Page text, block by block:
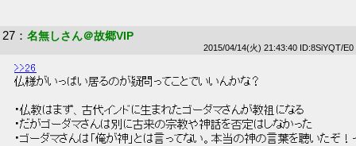
27 ： 名無しさん＠故郷VIP
2015/04/14(火) 21:43:40 ID:8SiYQT/E0
>>26
仏様がいっぱい居るのが疑問ってことでいいんかな？
・仏教はまず、古代インドに生まれたゴーダマさんが教祖になる
・だがゴーダマさんは別に古来の宗教や神話を否定はしなかった
・ゴーダマさんは「俺が神」とは言ってない。本当の神の言葉を聴いたぞ